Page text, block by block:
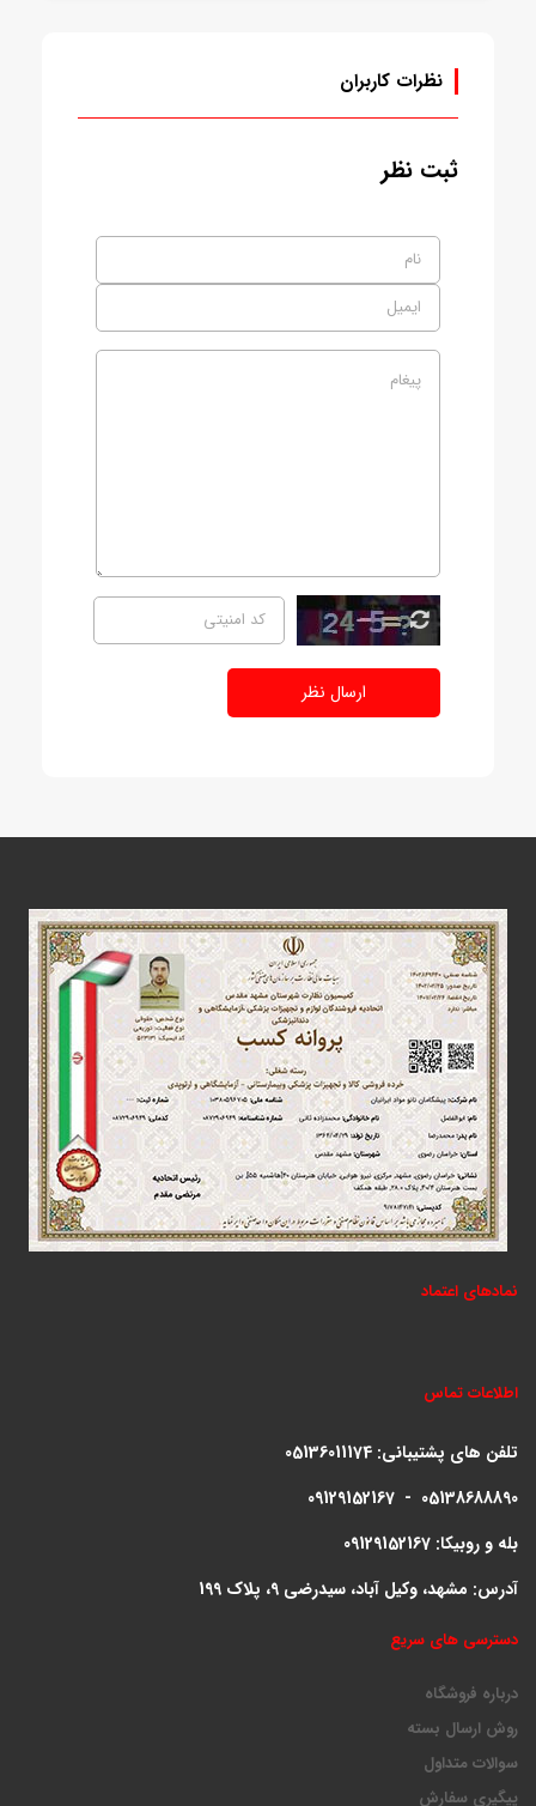
نظرات کاربران
ثبت نظر
ارسال نظر
نمادهای اعتماد
اطلاعات تماس
تلفن های پشتیبانی: 05136011174
09129152167 - 05138688890
بله و روبیکا: 09129152167
آدرس: مشهد، وکیل آباد، سیدرضی 9، پلاک 199
دسترسی های سریع
درباره فروشگاه
روش ارسال بسته
سوالات متداول
پیگیری سفارش